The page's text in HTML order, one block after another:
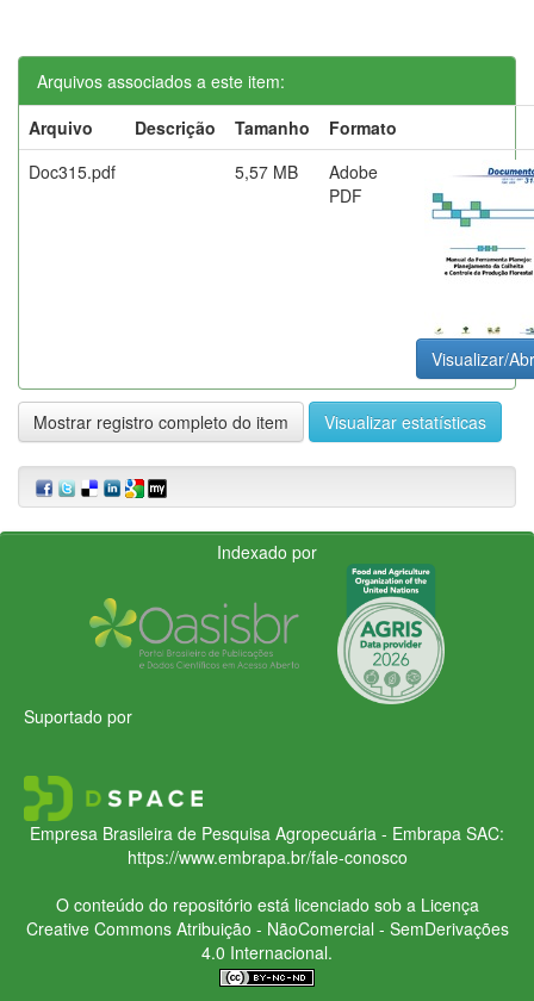
Arquivos associados a este item:
Arquivo
Descrição Tamanho
Formato
Doc315.pdf
5,57 MB
Adobe
PDF
Visualizar/
Mostrar registro completo do item Visualizar estatísticas
Indexado por
Suportado por
Empresa Brasileira de Pesquisa Agropecuária - Embrapa SAC:
https://www.embrapa.br/fale-conosco
O conteúdo do repositório está licenciado sob a Licença
Creative CommonsAtribuição - NãoComercial - SemDerivações
4.0 Internacional.